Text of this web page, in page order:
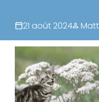
21 août 2024